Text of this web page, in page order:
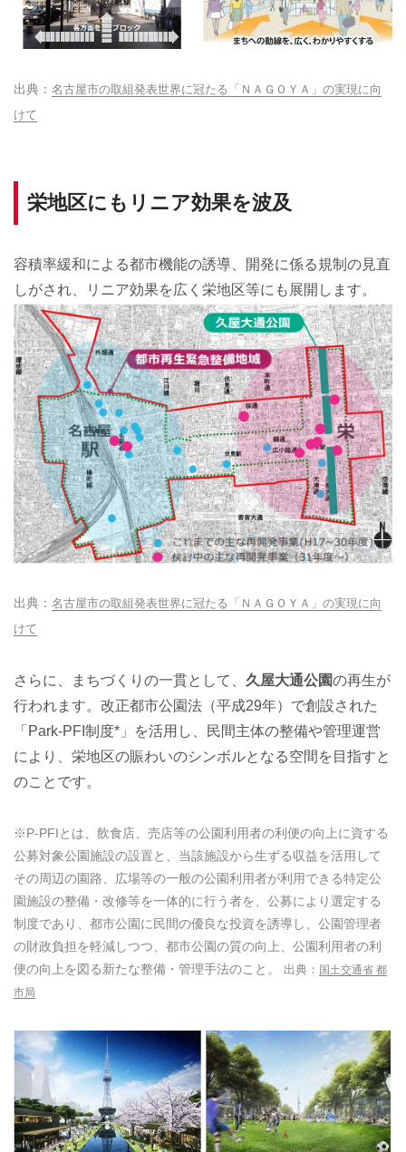
名古屋市の取組発表世界に冠たる「ＮＡＧＯＹＡ」の実現に向
けて
栄地区にもリニア効果を波及
容積率緩和による都市機能の誘導、開発に係る規制の見直
しがされ、リニア効果を広く栄地区等にも展開します。
名古屋市の取組発表世界に冠たる「ＮＡＧＯＹＡ」の実現に向
けて
さらに、まちづくりの一貫として、 久屋大通公園の再生が
行われます。改正都市公園法（平成29年）で創設された
「Park-PFI制度*」を活用し、民間主体の整備や管理運営
により、栄地区の賑わいのシンボルとなる空間を目指すと
のことです。
※P-PFIとは、飲食店、売店等の公園利用者の利便の向上に資する
公募対象公園施設の設置と、当該施設から生ずる収益を活用して
その周辺の園路、広場等の一般の公園利用者が利用できる特定公
園施設の整備・改修等を一体的に行う者を、公募により選定する
制度であり、都市公園に民間の優良な投資を誘導し、公園管理者
の財政負担を軽減しつつ、都市公園の質の向上、公園利用者の利
便の向上を図る新たな整備・管理手法のこと。
国土交通省 都
市局